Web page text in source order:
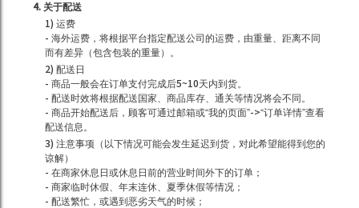
4. 关于配送
1) 运费
- 海外运费，将根据平台指定配送公司的运费，由重量、距离不同
而有差异（包含包装的重量）。
2) 配送日
- 商品一般会在订单支付完成后5~10天内到货。
- 配送时效将根据配送国家、商品库存、通关等情况将会不同。
- 商品开始配送后，顾客可通过邮箱或“我的页面”->“订单详情”查看
配送信息。
3) 注意事项（以下情况可能会发生延迟到货，对此希望能得到您的
谅解）
- 在商家休息日或休息日前的营业时间外下的订单；
- 商家临时休假、年末连休、夏季休假等情况；
- 配送繁忙，或遇到恶劣天气的时候；